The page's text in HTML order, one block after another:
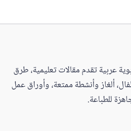
عربية تقدم مقالات تعليمية، طرق
ألغاز وأنشطة ممتعة، وأوراق عمل
للطباعة.